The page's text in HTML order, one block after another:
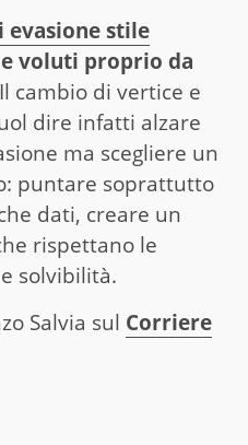
stile
voluti proprio da
cambio di vertice e
dire infatti alzare
ma scegliere un
puntare soprattutto
dati, creare un
rispettano le
solvibilità.
Salvia sul Corriere